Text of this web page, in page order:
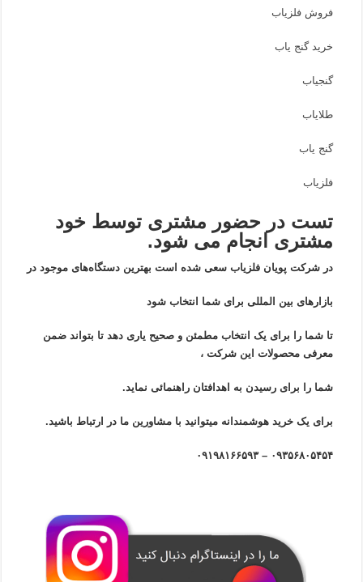
فروش فلزیاب
خرید گنج یاب
گنجیاب
طلایاب
گنج یاب
فلزیاب
تست در حضور مشتری توسط خود
مشتری انجام می شود.
در شرکت پویان فلزیاب سعی شده است بهترین دستگاه‌های موجود در
بازار‌های بین المللی برای شما انتخاب شود
تا شما را برای یک انتخاب مطمئن و صحیح یاری دهد تا بتواند ضمن
معرفی محصولات این شرکت ،
شما را برای رسیدن به اهدافتان راهنمائی نماید.
برای یک خرید هوشمندانه میتوانید با مشاورین ما در ارتباط باشید.
۰۹۳۵۶۸۰۵۴۵۴ – ۰۹۱۹۸۱۶۶۵۹۳